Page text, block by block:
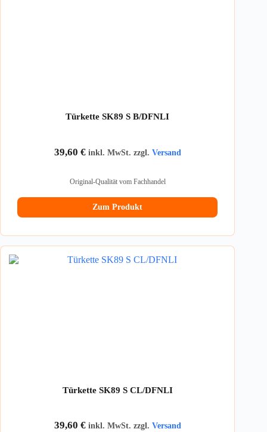
Türkette SK89 S B/DFNLI
39,60 € inkl. MwSt. zzgl. Versand
Original-Qualität vom Fachhandel
Zum Produkt
Türkette SK89 S CL/DFNLI
39,60 € inkl. MwSt. zzgl. Versand